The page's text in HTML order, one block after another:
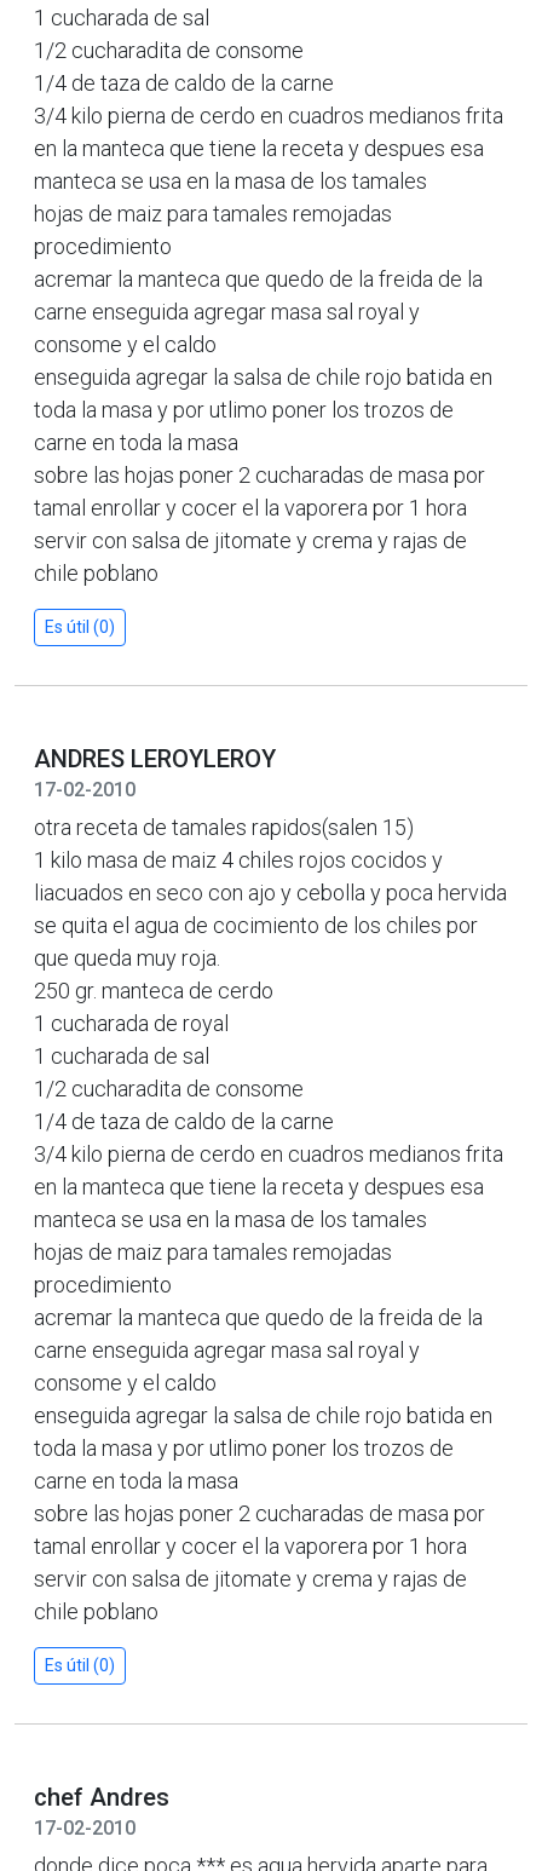
1 cucharada de sal
1/2 cucharadita de consome
1/4 de taza de caldo de la carne
3/4 kilo pierna de cerdo en cuadros medianos frita
en la manteca que tiene la receta y despues esa
manteca se usa en la masa de los tamales
hojas de maiz para tamales remojadas
procedimiento
acremar la manteca que quedo de la freida de la
carne enseguida agregar masa sal royal y
consome y el caldo
enseguida agregar la salsa de chile rojo batida en
toda la masa y por utlimo poner los trozos de
carne en toda la masa
sobre las hojas poner 2 cucharadas de masa por
tamal enrollar y cocer el la vaporera por 1 hora
servir con salsa de jitomate y crema y rajas de
chile poblano
Es útil (0)
ANDRES LEROYLEROY
17-02-2010
otra receta de tamales rapidos(salen 15)
1 kilo masa de maiz 4 chiles rojos cocidos y
liacuados en seco con ajo y cebolla y poca hervida
se quita el agua de cocimiento de los chiles por
que queda muy roja.
250 gr. manteca de cerdo
1 cucharada de royal
1 cucharada de sal
1/2 cucharadita de consome
1/4 de taza de caldo de la carne
3/4 kilo pierna de cerdo en cuadros medianos frita
en la manteca que tiene la receta y despues esa
manteca se usa en la masa de los tamales
hojas de maiz para tamales remojadas
procedimiento
acremar la manteca que quedo de la freida de la
carne enseguida agregar masa sal royal y
consome y el caldo
enseguida agregar la salsa de chile rojo batida en
toda la masa y por utlimo poner los trozos de
carne en toda la masa
sobre las hojas poner 2 cucharadas de masa por
tamal enrollar y cocer el la vaporera por 1 hora
servir con salsa de jitomate y crema y rajas de
chile poblano
Es útil (0)
chef Andres
17-02-2010
donde dice poca *** es agua hervida aparte para